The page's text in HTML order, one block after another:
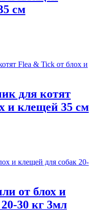
см
для котят
и клещей 35 см
от блох и
30 кг 3мл